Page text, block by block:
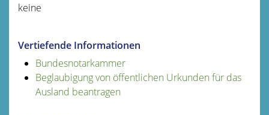
keine
Vertiefende Informationen
Bundesnotarkammer
Beglaubigung von öffentlichen Urkunden für das
Ausland beantragen